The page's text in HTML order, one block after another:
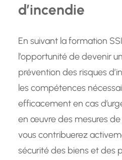
d’incendie
En suivant la formation
l’opportunité de devenir
prévention des risques
les compétences
efficacement en cas
en œuvre des mesures
vous contribuerez
sécurité des biens et des